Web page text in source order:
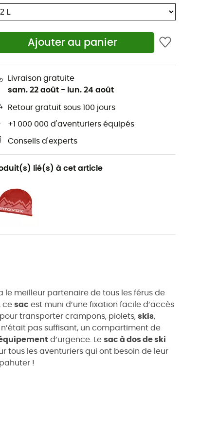
Ajouter au panier
Livraison gratuite
sam. 22 août - lun. 24 août
Retour gratuit sous 100 jours
+1 000 000 d'aventuriers équipés
Conseils d'experts
lié(s) à cet article
le meilleur partenaire de tous les férus de
ce sac est muni d’une fixation facile d’accès
transporter crampons, piolets, skis,
pas suffisant, un compartiment de
d’urgence. Le sac à dos de ski
tous les aventuriers qui ont besoin de leur
!